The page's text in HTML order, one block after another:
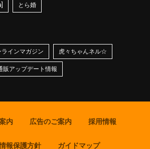
とら婚
ラインマガジン 虎々ちゃんネル☆
販アップデート情報
内 広告のご案内 採用情報
報保護方針 ガイドマップ